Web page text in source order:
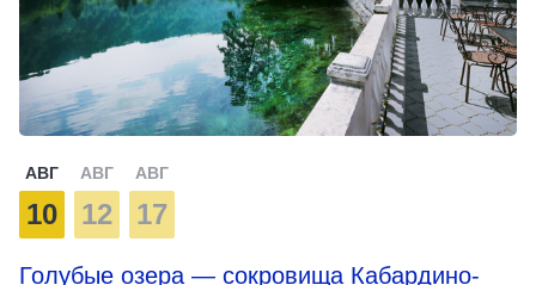
АВГ
10
АВГ
12
АВГ
17
Голубые озера — сокровища Кабардино-